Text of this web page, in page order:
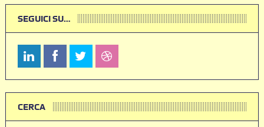
SEGUICI SU…
CERCA